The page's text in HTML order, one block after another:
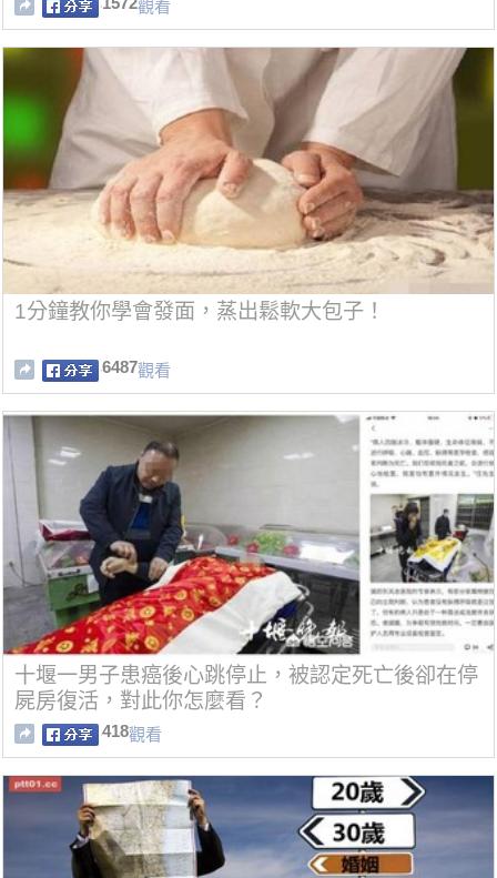
觀看
1分鐘教你學會發面，蒸出鬆軟大包子！
6487觀看
十堰一男子患癌後心跳停止，被認定死亡後卻在停
屍房復活，對此你怎麼看？
418觀看